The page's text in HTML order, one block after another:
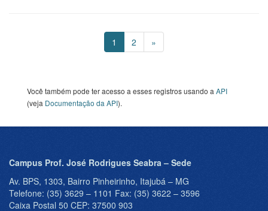
1 2 »
Você também pode ter acesso a esses registros usando a API
(veja Documentação da API).
Campus Prof. José Rodrigues Seabra – Sede
Av. BPS, 1303, Bairro Pinheirinho, Itajubá – MG
Telefone: (35) 3629 – 1101 Fax: (35) 3622 – 3596
Caixa Postal 50 CEP: 37500 903